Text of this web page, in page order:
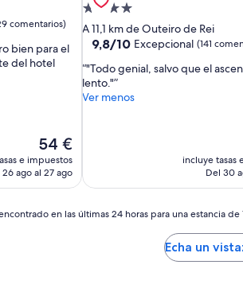
comentarios)
bien para el
del hotel
El
precio
actual
54 €
54 €
e impuestos
26 ago al 27 ago
Alojamiento
de
4.0 estrellas
A 11,1 km de Outeiro de Rei
9.8
10,
Excepcional,
(141 comentarios)
9,8/10 Excepcional (141
"Todo genial, salvo que el
lento."
Ver menos
incluye tasas
Del 30
en las últimas 24 horas para una estancia
Echa un